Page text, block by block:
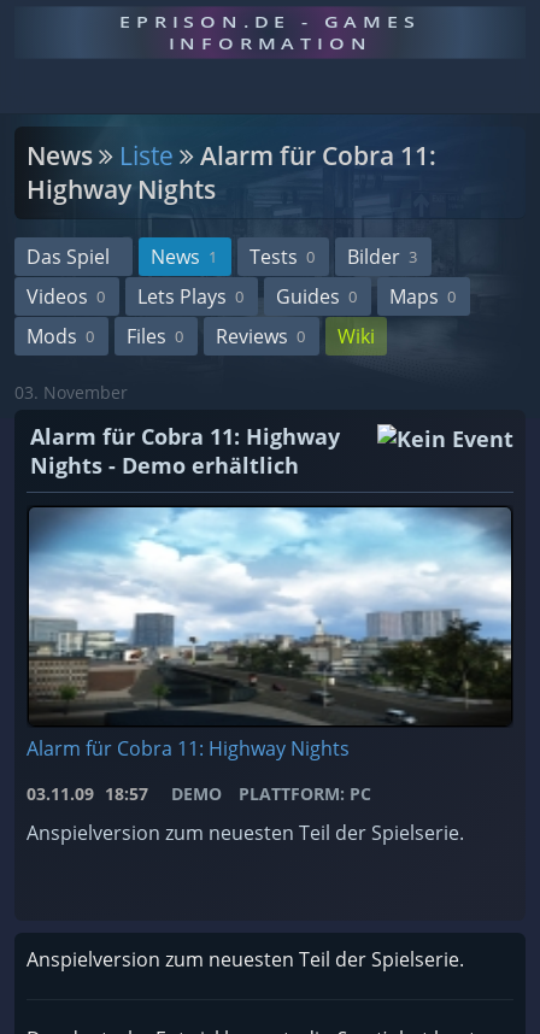
EPRISON.DE - GAMES
INFORMATION
News Liste
Alarm für Cobra 11:
Highway Nights
Das Spiel News 1 Tests 0 Bilder 3
Videos 0 Lets Plays 0 Guides 0 Maps 0
Mods 0 Files 0 Reviews 0 Wiki
03. November
Alarm für Cobra 11: Highway
Nights - Demo erhältlich
Alarm für Cobra 11: Highway Nights
03.11.09 18:57 DEMO PLATTFORM: PC
Anspielversion zum neuesten Teil der Spielserie.
Anspielversion zum neuesten Teil der Spielserie.